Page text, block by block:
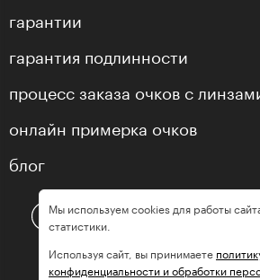
гарантии
гарантия подлинности
процесс заказа очков с
онлайн примерка очков
блог
Мы используем cookies для работы
статистики.
Используя сайт, вы принимаете
конфиденциальности и обработки